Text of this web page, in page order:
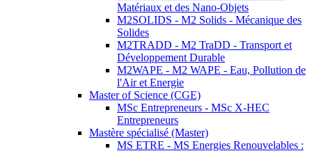
Matériaux et des Nano-Objets
M2SOLIDS - M2 Solids - Mécanique des
Solides
M2TRADD - M2 TraDD - Transport et
Développement Durable
M2WAPE - M2 WAPE - Eau, Pollution de
l'Air et Energie
Master of Science (CGE)
MSc Entrepreneurs - MSc X-HEC
Entrepreneurs
Mastère spécialisé (Master)
MS ETRE - MS Energies Renouvelables :